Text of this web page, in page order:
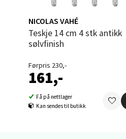
NICOLAS VAHÉ
Teskje 14 cm 4 stk antikk
sølvfinish
Førpris 230,-
161,-
Få på nettlager
Kan sendes til butikk